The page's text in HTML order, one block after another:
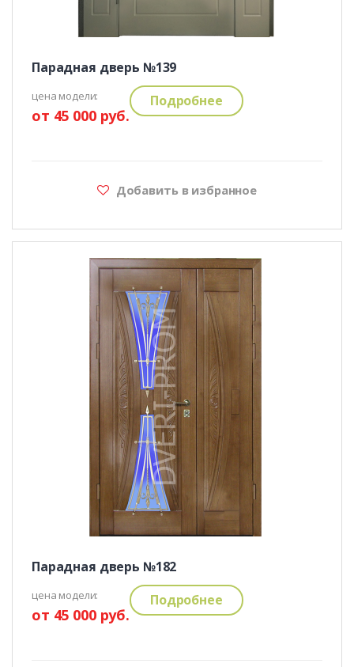
Парадная дверь №139
цена модели:
от 45 000 руб.
Подробнее
Добавить в избранное
Парадная дверь №182
цена модели:
от 45 000 руб.
Подробнее